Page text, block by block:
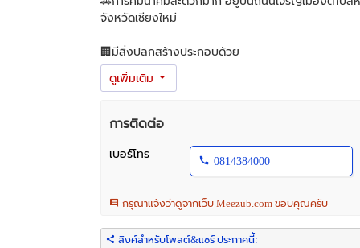
จังหวัดเชียงใหม่
🏢มีสิ่งปลูกสร้างประกอบด้วย
1 อาคาร 2 หลัง
2 ลานพื้นคอนกรีต
✅เหมาะสำหรับ
อาคารสำนักงาน
🔷ราคา 210 ล้านบาท ( สองร้อยสิบล้านบาทถ้วน )
การติดต่อ
เบอร์โทร
0814384000
กรุณาแจ้งว่าดูจากเว็บ Meezub.com ขอบคุณครับ
ลิงค์สำหรับโพสต์&แชร์ ประกาศนี้: